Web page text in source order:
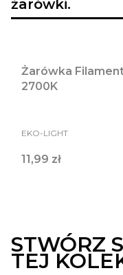
żarówki.
Żarówka
2700K
PRODUCENT
EKO-LIGHT
Cena
11,99 zł
STWÓRZ
TEJ